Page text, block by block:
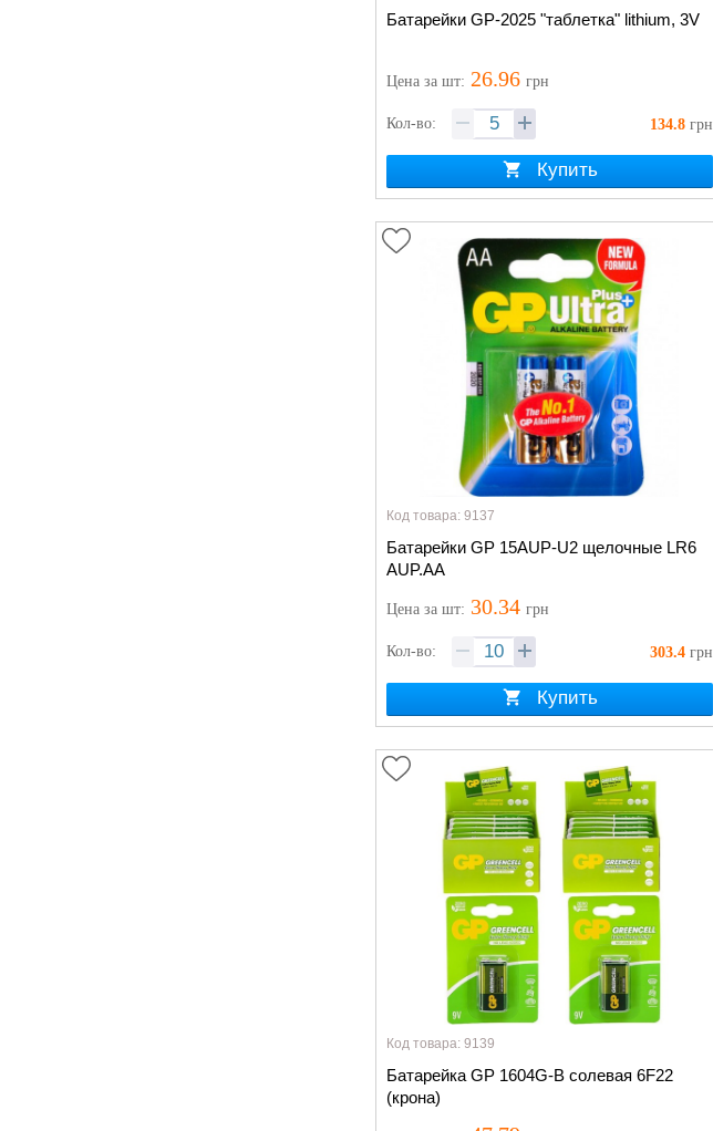
Батарейки GP-2025 "таблетка" lithium, 3V
Цена за шт: 26.96 грн
Кол-во: 134.8 грн
Купить
Код товара: 9137
Батарейки GP 15AUP-U2 щелочные LR6
AUP.AA
Цена за шт: 30.34 грн
Кол-во: 303.4 грн
Купить
Код товара: 9139
Батарейка GP 1604G-B солевая 6F22
(крона)